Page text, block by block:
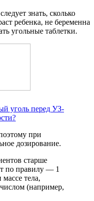
знать, сколько
ребенка, не беременна
угольные таблетки.
уголь перед УЗ-
при
дозирование.
старше
по правилу — 1
тела,
(например,